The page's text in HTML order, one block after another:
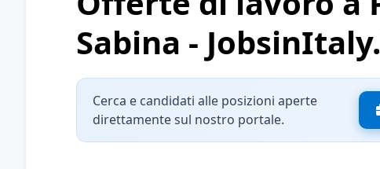
Sabina -
Cerca e candidati alle posizioni aperte
direttamente sul nostro portale.